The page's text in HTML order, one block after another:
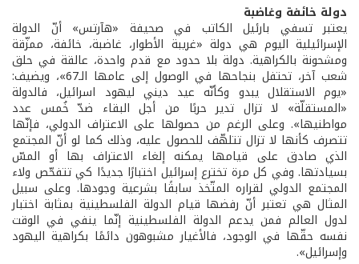
دولة خائفة وغاضبة
يعتبر تسفي بارئيل الكاتب في صحيفة «هآرتس» أنّ الدولة
الإسرائيلية اليوم هي دولة «غريبة الأطوار، غاضبة، خائفة، ممزّقة
ومشحونة بالكراهية. دولة بلا حدود مع قدم واحدة، عالقة في حلق
شعب آخر، تحتفل بنجاحها في الوصول إلى عامها الـ67»، ويضيف:
«يوم الاستقلال يبدو وكأنّه عيد ديني ليهود اسرائيل، فالدولة
«المستقلّة» لا تزال تدير حربًا من أجل البقاء ضدّ خُمس عدد
مواطنيها». وعلى الرغم من حصولها على الاعتراف الدولي، فإنّها
تتصرف كأنها لا تزال تتلهّف للحصول عليه، وذلك كما لو أنّ المجتمع
الذي صادق على قيامها يمكنه إلغاء الاعتراف بها أو المسّ
بسيادتها. وفي كل مرة تخترع إسرائيل اختبارًا جديدًا كي تتفحّص ولاء
المجتمع الدولي لقراره المتّخذ سابقًا بشرعية وجودها. وعلى سبيل
المثال هي تعتبر أنّ رفضها قيام الدولة الفلسطينية بمثابة اختبار
لدول العالم فمن يدعم الدولة الفلسطينية إنّما ينفي في الوقت
نفسه حقّها في الوجود، فالأغيار مشبوهون دائمًا بكراهية اليهود
وإسرائيل».